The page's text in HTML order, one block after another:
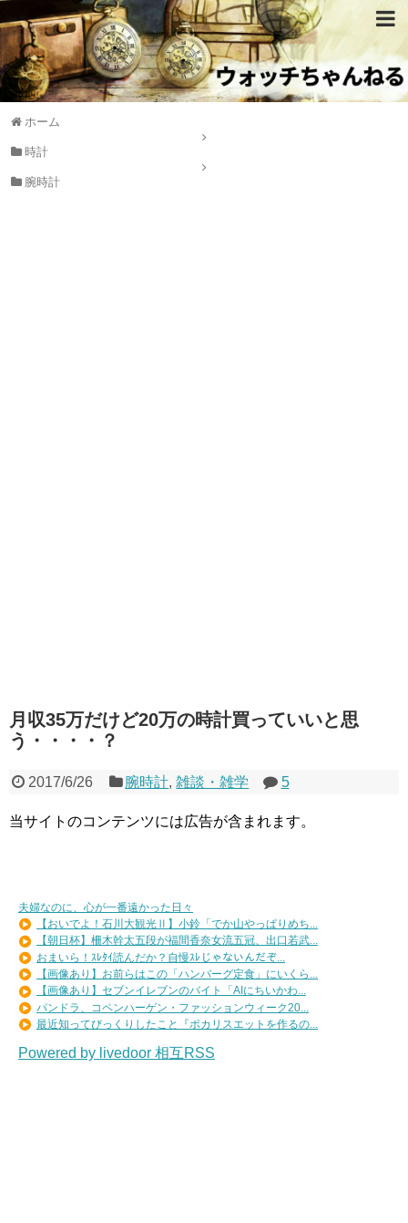
ホーム
時計
腕時計
月収35万だけど20万の時計買っていいと思
う・・・・？
2017/6/26 腕時計,雑談・雑学 5
当サイトのコンテンツには広告が含まれます。
夫婦なのに、心が一番遠かった日々
【おいでよ！石川大観光Ⅱ】小鈴「でか山やっぱりめち...
【朝日杯】柵木幹太五段が福間香奈女流五冠、出口若武...
おまいら！ｽﾚﾀｲ読んだか？自慢ｽﾚじゃないんだぞ...
【画像あり】お前らはこの「ハンバーグ定食」にいくら...
【画像あり】セブンイレブンのバイト「AIにちいかわ...
パンドラ、コペンハーゲン・ファッションウィーク20...
最近知ってびっくりしたこと『ポカリスエットを作るの...
Powered by livedoor 相互RSS